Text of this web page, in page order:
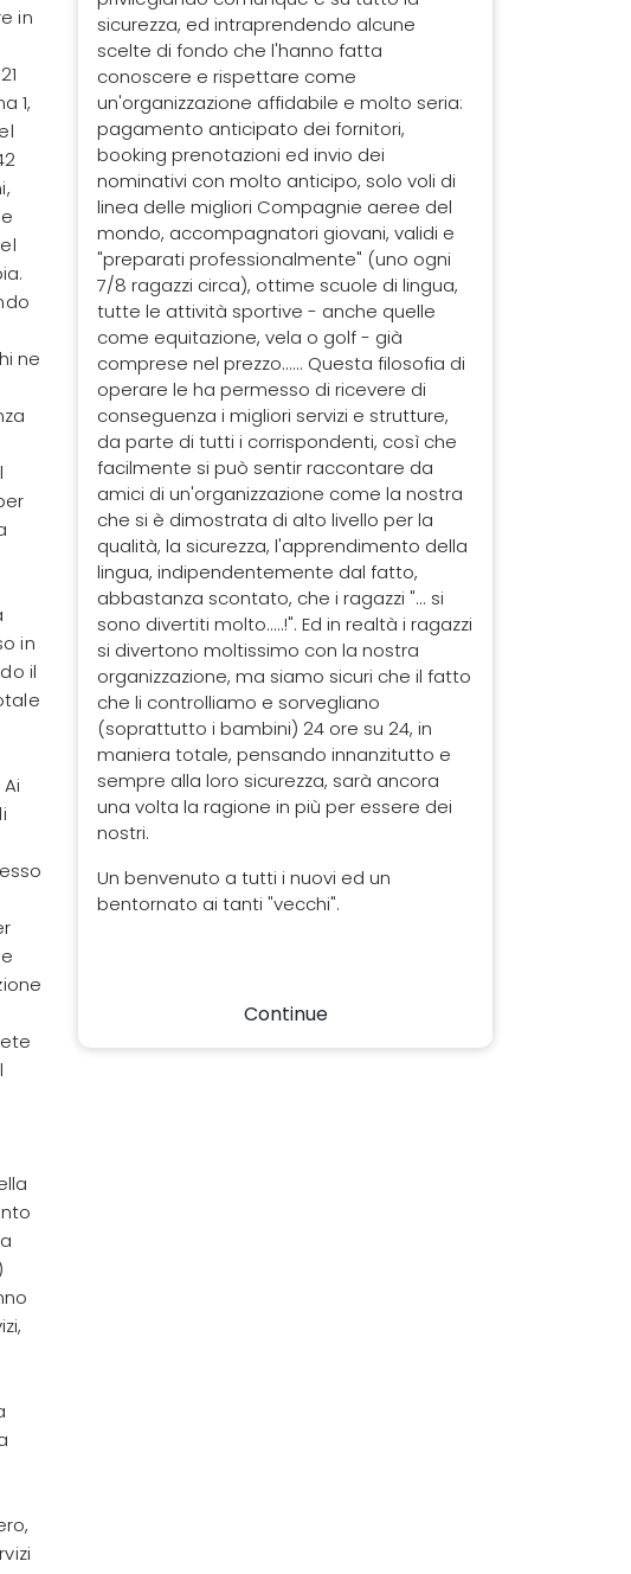
sicurezza, ed intraprendendo alcune
scelte di fondo che l'hanno fatta
conoscere e rispettare come
un'organizzazione affidabile e molto seria:
pagamento anticipato dei fornitori,
booking prenotazioni ed invio dei
nominativi con molto anticipo, solo voli di
linea delle migliori Compagnie aeree del
mondo, accompagnatori giovani, validi e
"preparati professionalmente" (uno ogni
7/8 ragazzi circa), ottime scuole di lingua,
tutte le attività sportive - anche quelle
come equitazione, vela o golf - già
comprese nel prezzo...... Questa filosofia di
operare le ha permesso di ricevere di
conseguenza i migliori servizi e strutture,
da parte di tutti i corrispondenti, così che
facilmente si può sentir raccontare da
amici di un'organizzazione come la nostra
che si è dimostrata di alto livello per la
qualità, la sicurezza, l'apprendimento della
lingua, indipendentemente dal fatto,
abbastanza scontato, che i ragazzi "... si
sono divertiti molto.....!". Ed in realtà i ragazzi
si divertono moltissimo con la nostra
organizzazione, ma siamo sicuri che il fatto
che li controlliamo e sorvegliano
(soprattutto i bambini) 24 ore su 24, in
maniera totale, pensando innanzitutto e
sempre alla loro sicurezza, sarà ancora
una volta la ragione in più per essere dei
nostri.
Un benvenuto a tutti i nuovi ed un
bentornato ai tanti "vecchi".
Continue